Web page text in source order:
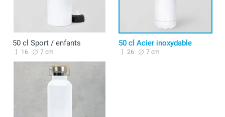
50 cl Sport / enfants
16 7 cm
50 cl Acier inoxydable
26 7 cm